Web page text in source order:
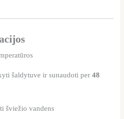
šaldytuve ir sunaudoti per48
šviežio vandens